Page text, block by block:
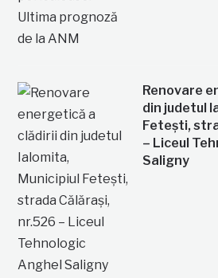
Renovare
din judetul
Fetești,
– Liceul
Saligny